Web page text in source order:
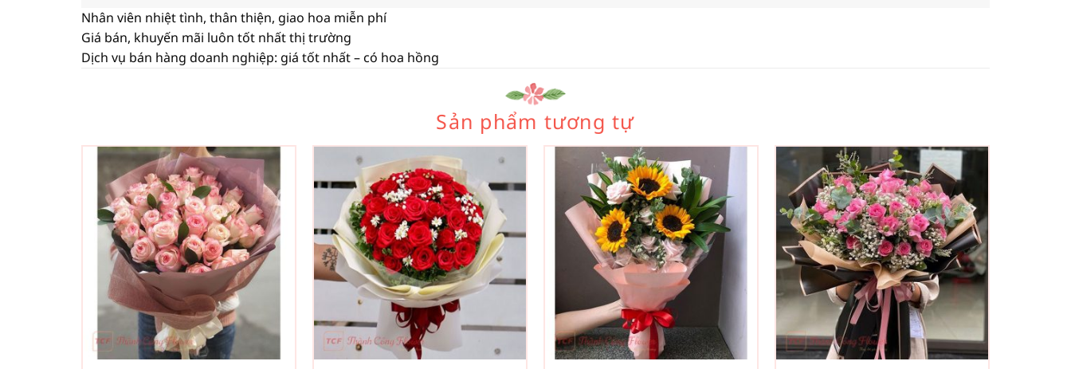
Nhân viên nhiệt tình, thân thiện, giao hoa miễn phí
Giá bán, khuyến mãi luôn tốt nhất thị trường
Dịch vụ bán hàng doanh nghiệp: giá tốt nhất – có hoa hồng
Sản phẩm tương tự